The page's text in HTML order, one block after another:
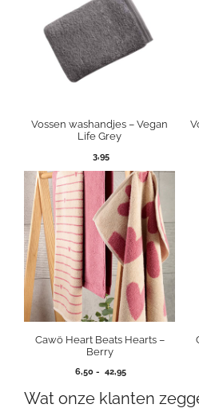
Vossen washandjes – Vegan
Life Grey
3,95
Cawö Heart Beats Hearts –
Berry
6,50 - 42,95Prijsklasse:
tot
Wat onze klanten